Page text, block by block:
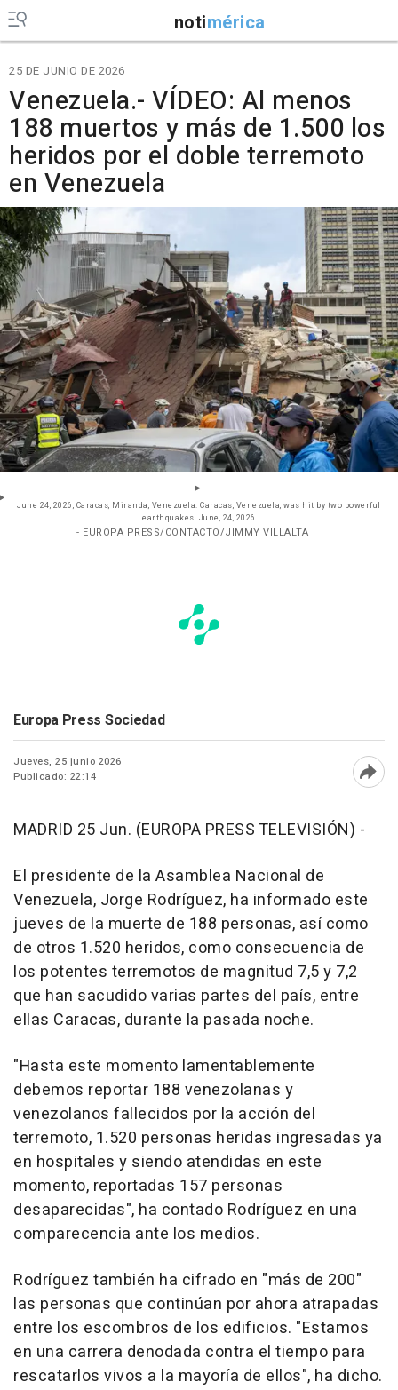
notimérica
25 DE JUNIO DE 2026
Venezuela.- VÍDEO: Al menos
188 muertos y más de 1.500 los
heridos por el doble terremoto
en Venezuela
June 24, 2026, Caracas, Miranda, Venezuela: Caracas, Venezuela, was hit by two powerful
earthquakes. June, 24, 2026
- EUROPA PRESS/CONTACTO/JIMMY VILLALTA
Europa Press Sociedad
Jueves, 25 junio 2026
Publicado: 22:14
MADRID 25 Jun. (EUROPA PRESS TELEVISIÓN) -
El presidente de la Asamblea Nacional de
Venezuela, Jorge Rodríguez, ha informado este
jueves de la muerte de 188 personas, así como
de otros 1.520 heridos, como consecuencia de
los potentes terremotos de magnitud 7,5 y 7,2
que han sacudido varias partes del país, entre
ellas Caracas, durante la pasada noche.
"Hasta este momento lamentablemente
debemos reportar 188 venezolanas y
venezolanos fallecidos por la acción del
terremoto, 1.520 personas heridas ingresadas ya
en hospitales y siendo atendidas en este
momento, reportadas 157 personas
desaparecidas", ha contado Rodríguez en una
comparecencia ante los medios.
Rodríguez también ha cifrado en "más de 200"
las personas que continúan por ahora atrapadas
entre los escombros de los edificios. "Estamos
en una carrera denodada contra el tiempo para
rescatarlos vivos a la mayoría de ellos", ha dicho.